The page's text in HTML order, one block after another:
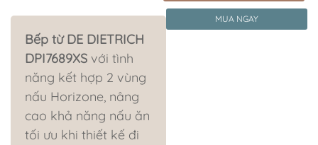
MUA NGAY
Bếp từ DE DIETRICH
DPI7689XS với tình
năng kết hợp 2 vùng
nấu Horizone, nâng
cao khả năng nấu ăn
tối ưu khi thiết kế đi